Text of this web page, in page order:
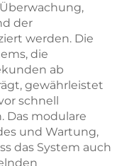
der
werden. Die
die
ab
gewährleistet
schnell
Das modulare
und Wartung,
das System auch